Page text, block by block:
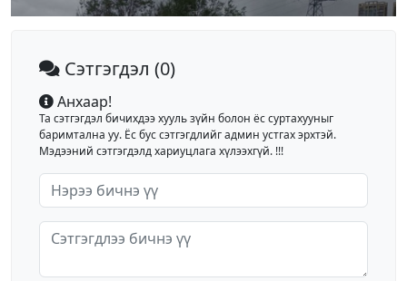
Сэтгэгдэл (0)
Анхаар!
Та сэтгэгдэл бичихдээ хууль зүйн болон ёс суртахууныг
баримтална уу. Ёс бус сэтгэгдлийг админ устгах эрхтэй.
Мэдээний сэтгэгдэлд хариуцлага хүлээхгүй. !!!